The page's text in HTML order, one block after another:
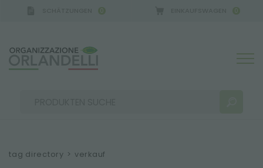
0 0
tag directory > verkauf